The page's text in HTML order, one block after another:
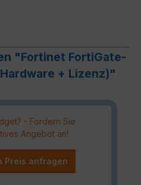
"Fortinet FortiGate-
+ Lizenz)"
- Fordern Sie
Angebot an!
Preis anfragen